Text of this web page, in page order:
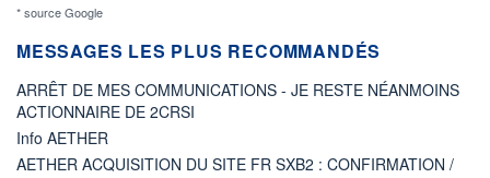
* source Google
MESSAGES LES PLUS RECOMMANDÉS
ARRÊT DE MES COMMUNICATIONS - JE RESTE NÉANMOINS
ACTIONNAIRE DE 2CRSI
Info AETHER
AETHER ACQUISITION DU SITE FR SXB2 : CONFIRMATION /